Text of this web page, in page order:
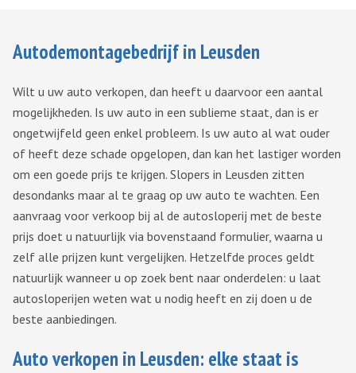
Autodemontagebedrijf in Leusden
Wilt u uw auto verkopen, dan heeft u daarvoor een aantal
mogelijkheden. Is uw auto in een sublieme staat, dan is er
ongetwijfeld geen enkel probleem. Is uw auto al wat ouder
of heeft deze schade opgelopen, dan kan het lastiger worden
om een goede prijs te krijgen. Slopers in Leusden zitten
desondanks maar al te graag op uw auto te wachten. Een
aanvraag voor verkoop bij al de autosloperij met de beste
prijs doet u natuurlijk via bovenstaand formulier, waarna u
zelf alle prijzen kunt vergelijken. Hetzelfde proces geldt
natuurlijk wanneer u op zoek bent naar onderdelen: u laat
autosloperijen weten wat u nodig heeft en zij doen u de
beste aanbiedingen.
Auto verkopen in Leusden: elke staat is